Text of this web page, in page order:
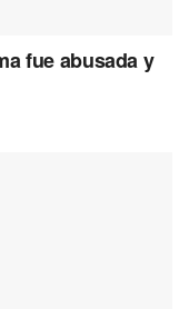
fue abusada y